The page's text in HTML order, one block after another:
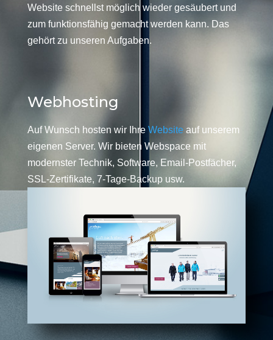
Website schnellst möglich wieder gesäubert und
zum funktionsfähig gemacht werden kann. Das
gehört zu unseren Aufgaben.
Webhosting
Auf Wunsch hosten wir Ihre Website auf unserem
eigenen Server. Wir bieten Webspace mit
modernster Technik, Software, Email-Postfächer,
SSL-Zertifikate, 7-Tage-Backup usw.